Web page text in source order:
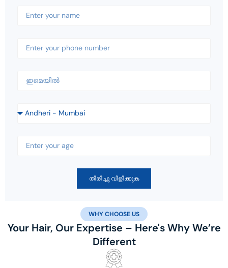
WHY CHOOSE US
Your Hair, Our Expertise – Here's Why We’re
Different
തിരിച്ചു വിളിക്കുക